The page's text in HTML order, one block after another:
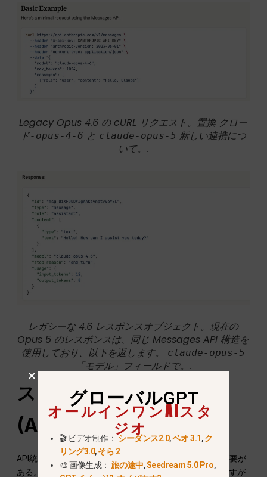
Legacy Opus 4.6 の cURL リクエスト。置換 クロー
ド-opus-4-6 と claude-opus-5 新しい連携につ
いて。.
レガシーな 4.6 レスポンスオブジェクト。現在の
Opus 5 のレスポンスは、同じ Messages API 構造を
使用しており、以下を返します。
claude-opus-5
「モデル」フィールドで。.
ステップ2 Python
(Anthropic SDK)
API統合を進める場合は、公式SDKをインストールする必要が
ある。2026年現在、ライブラリーは一貫性を保っていますが
グローバルGPT
オールインワンAIスタ
ジオ
🎬 ビデオ制作：シーダンス2.0,ベオ 3.1,ク
リング3.0,そら 2
🎨 画像生成：旅の途中,Seedream 5.0 Pro,